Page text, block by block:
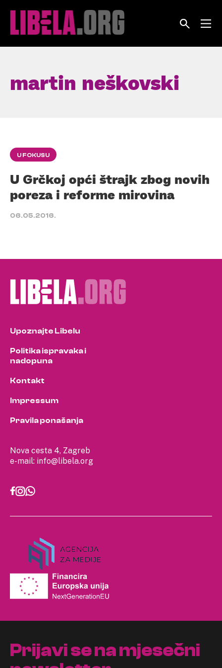
martin neškovski
U FOKUSU
U Grčkoj opći štrajk zbog novih
poreza i reforme mirovina
06.05.2016.
Nova cesta 4, Zagreb
e-mail: info@libela.org
Upoznajte Libelu
Politika ispravaka i
nadopuna
Kontakt
Impressum
Pravila ponašanja
Prijavi se na mjesečni